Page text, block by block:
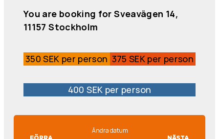
You are booking for Sveavägen 14,
11157 Stockholm
350 SEK per person 375 SEK per person
400 SEK per person
Ändra datum